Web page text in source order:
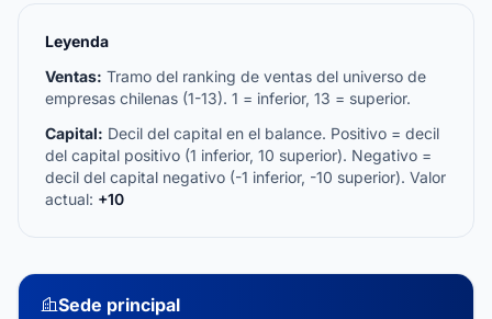
Leyenda
Ventas: Tramo del ranking de ventas del universo de
empresas chilenas (1-13). 1 = inferior, 13 = superior.
Capital: Decil del capital en el balance. Positivo = decil
del capital positivo (1 inferior, 10 superior). Negativo =
decil del capital negativo (-1 inferior, -10 superior). Valor
actual: +10
Sede principal